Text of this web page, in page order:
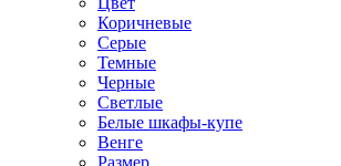
Коричневые
Серые
Темные
Черные
Светлые
Белые шкафы-купе
Венге
Размер